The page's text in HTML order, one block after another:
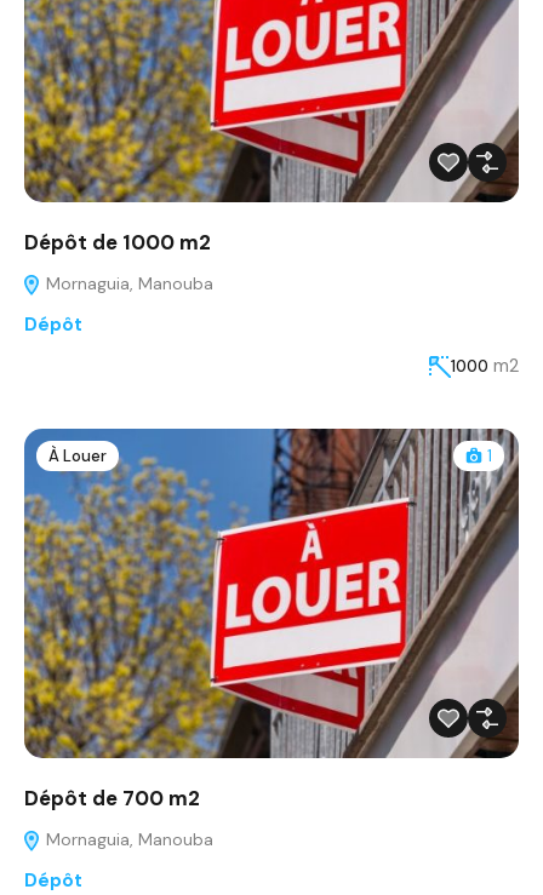
Dépôt de 1000 m2
Mornaguia, Manouba
Dépôt
1000 m2
À Louer 1
Dépôt de 700 m2
Mornaguia, Manouba
Dépôt